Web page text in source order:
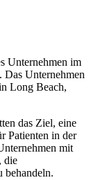
Unternehmen im
Unternehmen
Long Beach,
das Ziel, eine
Patienten in der
mit
die
behandeln.